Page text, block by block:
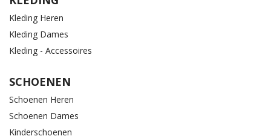
Kleding Heren
Kleding Dames
Kleding - Accessoires
SCHOENEN
Schoenen Heren
Schoenen Dames
Kinderschoenen